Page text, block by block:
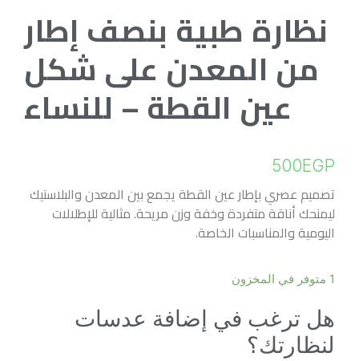
نظارة طبية بنصف إطار
من المعدن على شكل
عين القطة – للنساء
500EGP
تصميم عصري بإطار عين القطة يجمع بين المعدن والبلاستيك
ليمنحك أناقة متفردة وخفة وزن مريحة. مثالية للإطلالات
اليومية والمناسبات الخاصة.
1 متوفر في المخزون
هل ترغب في إضافة عدسات
لنظارتك؟